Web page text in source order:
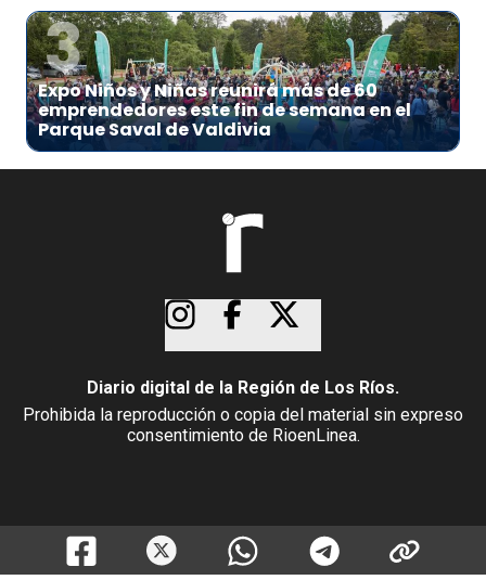
3
Expo Niños y Niñas reunirá más de 60
emprendedores este fin de semana en el
Parque Saval de Valdivia
Diario digital de la Región de Los Ríos.
Prohibida la reproducción o copia del material sin expreso
consentimiento de RioenLinea.